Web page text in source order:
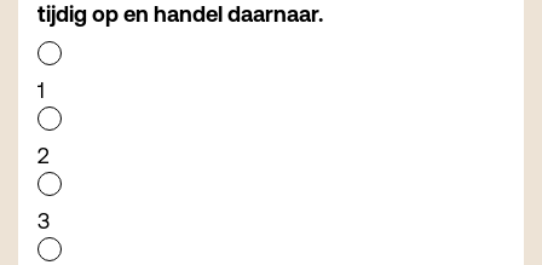
tijdig op en handel daarnaar.
1
2
3